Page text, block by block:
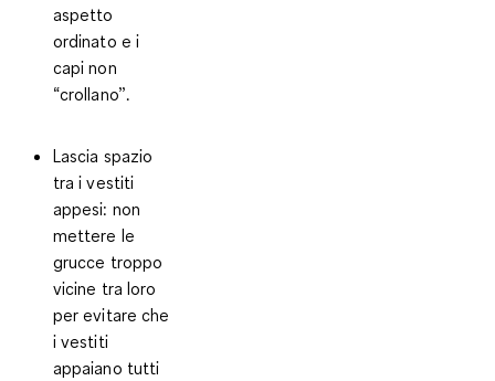
aspetto
ordinato e i
capi non
“crollano”.
Lascia spazio
tra i vestiti
appesi: non
mettere le
grucce troppo
vicine tra loro
per evitare che
i vestiti
appaiano tutti